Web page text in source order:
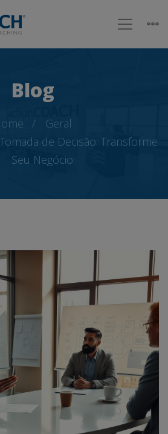
Blog
Geral
de Decisão: Transforme
Seu Negócio